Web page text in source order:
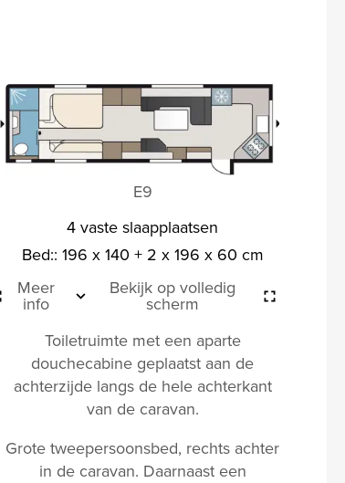
E9
4 vaste slaapplaatsen
Bed:: 196 x 140 + 2 x 196 x 60 cm
Meer
info
Bekijk op volledig
scherm
Toiletruimte met een aparte
douchecabine geplaatst aan de
achterzijde langs de hele achterkant
van de caravan.
Grote tweepersoonsbed, rechts achter
in de caravan. Daarnaast een